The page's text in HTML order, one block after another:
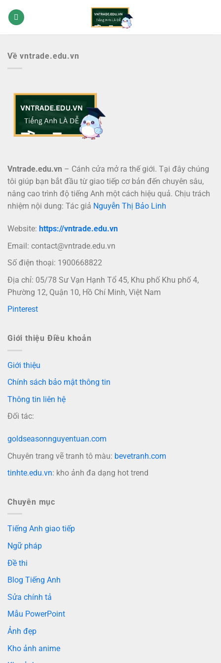
qua
Về vntrade.edu.vn
Vntrade.edu.vn – Cánh cửa mở ra thế giới. Tại đây chúng
tôi giúp bạn bắt đầu từ giao tiếp cơ bản đến chuyên sâu,
nâng cao trình độ tiếng Anh một cách hiệu quả. Chịu trách
nhiệm nội dung: Tác giả Nguyễn Thị Bảo Linh
Website: https://vntrade.edu.vn
Email: contact@vntrade.edu.vn
Số điện thoại: 1900668822
Địa chỉ: 05/78 Sư Vạn Hạnh Tổ 45, Khu phố Khu phố 4,
Phường 12, Quận 10, Hồ Chí Minh, Việt Nam
Pinterest
Giới thiệu Điều khoản
Giới thiệu
Chính sách bảo mật thông tin
Thông tin liên hệ
Đối tác:
goldseasonnguyentuan.com
Chuyên trang vẽ tranh tô màu: bevetranh.com
tinhte.edu.vn: kho ảnh đa dạng hot trend
Chuyên mục
Tiếng Anh giao tiếp
Ngữ pháp
Đề thi
Blog Tiếng Anh
Sửa chính tả
Mẫu PowerPoint
Ảnh đẹp
Kho ảnh anime